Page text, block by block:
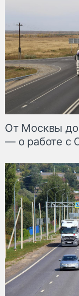
От Москвы до
— о работе с